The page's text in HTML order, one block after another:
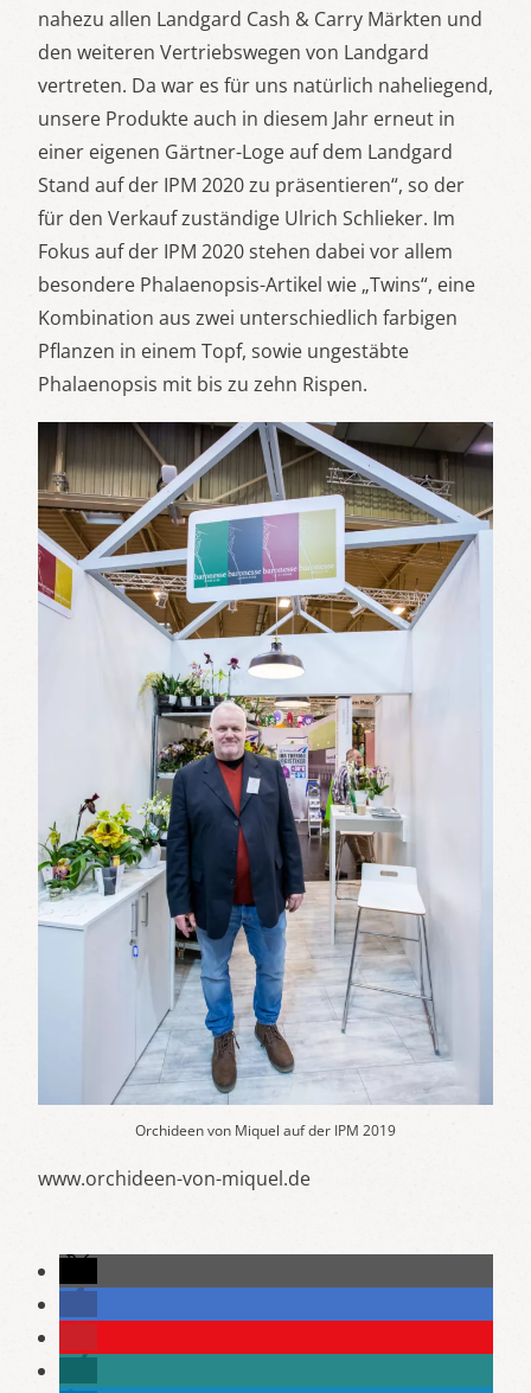
nahezu allen Landgard Cash & Carry Märkten und
den weiteren Vertriebswegen von Landgard
vertreten. Da war es für uns natürlich naheliegend,
unsere Produkte auch in diesem Jahr erneut in
einer eigenen Gärtner-Loge auf dem Landgard
Stand auf der IPM 2020 zu präsentieren“, so der
für den Verkauf zuständige Ulrich Schlieker. Im
Fokus auf der IPM 2020 stehen dabei vor allem
besondere Phalaenopsis-Artikel wie „Twins“, eine
Kombination aus zwei unterschiedlich farbigen
Pflanzen in einem Topf, sowie ungestäbte
Phalaenopsis mit bis zu zehn Rispen.
Orchideen von Miquel auf der IPM 2019
www.orchideen-von-miquel.de